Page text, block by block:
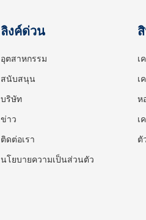
ลิงค์ด่วน
อุตสาหกรรม
สนับสนุน
บริษัท
ข่าว
ติดต่อเรา
นโยบายความเป็นส่วนตัว
เ
เ
ห
เ
ตั